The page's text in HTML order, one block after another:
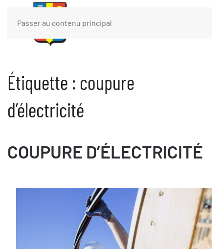
Passer au contenu principal
Étiquette : coupure
d’électricité
COUPURE D’ÉLECTRICITÉ